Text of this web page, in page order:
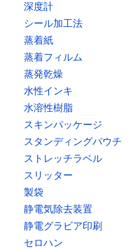
深度計
シール加工法
蒸着紙
蒸着フィルム
蒸発乾燥
水性インキ
水溶性樹脂
スキンパッケージ
スタンディングパウチ
ストレッチラベル
スリッター
製袋
静電気除去装置
静電グラビア印刷
セロハン